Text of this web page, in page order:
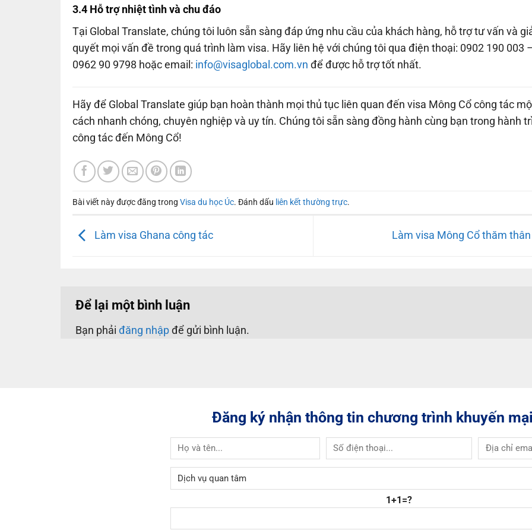
3.4 Hỗ trợ nhiệt tình và chu đáo
Tại Global Translate, chúng tôi luôn sẵn sàng đáp ứng nhu cầu của khách hàng, hỗ trợ tư vấn và
quyết mọi vấn đề trong quá trình làm visa. Hãy liên hệ với chúng tôi qua điện thoại: 0902 190 003
0962 90 9798 hoặc email: info@visaglobal.com.vn để được hỗ trợ tốt nhất.
Hãy để Global Translate giúp bạn hoàn thành mọi thủ tục liên quan đến visa Mông Cổ công tác
cách nhanh chóng, chuyên nghiệp và uy tín. Chúng tôi sẵn sàng đồng hành cùng bạn trong hành
công tác đến Mông Cổ!
Bài viết này được đăng trong Visa du học Úc. Đánh dấu liên kết thường trực.
Làm visa Ghana công tác Làm visa Mông Cổ thăm
Để lại một bình luận
Bạn phải đăng nhậpđể gửi bình luận.
Đăng ký nhận thông tin chương trình khuyến
1+1=?